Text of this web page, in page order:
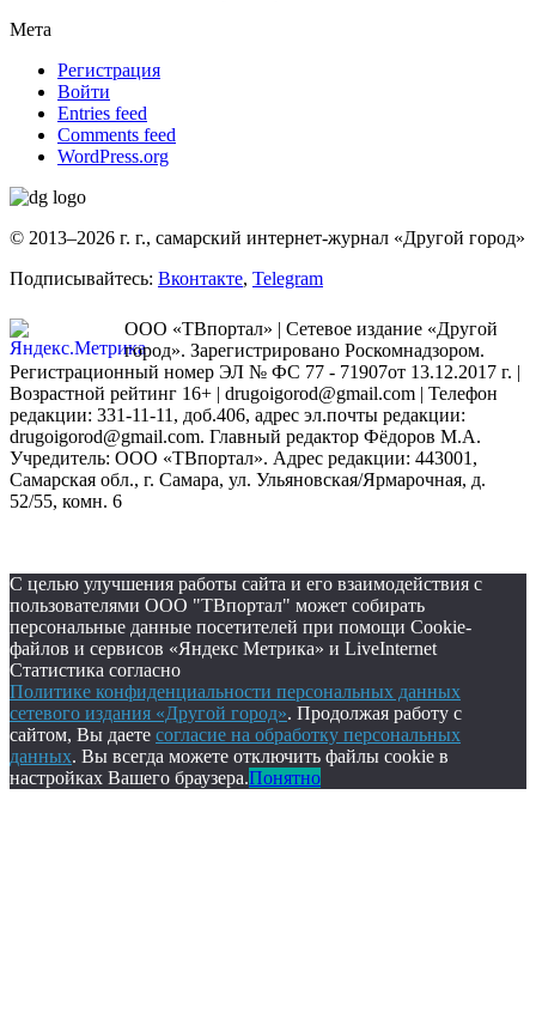
Мета
Регистрация
Войти
Entries feed
Comments feed
WordPress.org
© 2013–2026 г. г., самарский интернет-журнал «Другой город»
Подписывайтесь: Вконтакте, Telegram
ООО «ТВпортал» | Сетевое издание «Другой
город». Зарегистрировано Роскомнадзором.
Регистрационный номер ЭЛ № ФС 77 - 71907от 13.12.2017 г. |
Возрастной рейтинг 16+ | drugoigorod@gmail.com | Телефон
редакции: 331-11-11, доб.406, адрес эл.почты редакции:
drugoigorod@gmail.com. Главный редактор Фёдоров М.А.
Учредитель: ООО «ТВпортал». Адрес редакции: 443001,
Самарская обл., г. Самара, ул. Ульяновская/Ярмарочная, д.
52/55, комн. 6
С целью улучшения работы сайта и его взаимодействия с
пользователями ООО "ТВпортал" может собирать
персональные данные посетителей при помощи Cookie-
файлов и сервисов «Яндекс Метрика» и LiveInternet
Статистика согласно
Политике конфиденциальности персональных данных
сетевого издания «Другой город». Продолжая работу с
сайтом, Вы даете согласие на обработку персональных
данных. Вы всегда можете отключить файлы cookie в
настройках Вашего браузера.Понятно